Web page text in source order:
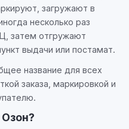
загружают в
несколько раз
затем отгружают
выдачи или постамат.
название для всех
заказа, маркировкой и